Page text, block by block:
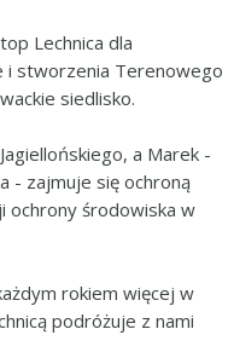
Lechnica dla
i stworzenia Terenowego
siedlisko.
a Marek -
- zajmuje się ochroną
ochrony środowiska w
rokiem więcej w
podróżuje z nami